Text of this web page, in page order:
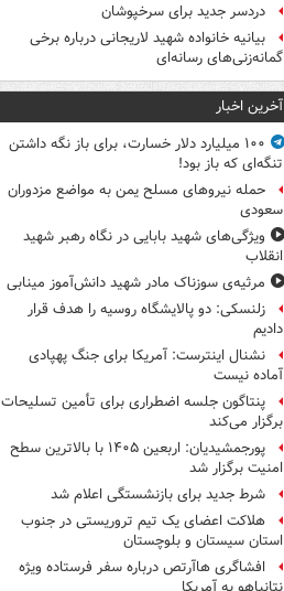
دردسر جدید برای سرخپوشان
بیانیه خانواده شهید لاریجانی درباره برخی
گمانه‌زنی‌های رسانه‌ای
آخرین اخبار
۱۰۰ میلیارد دلار خسارت، برای باز نگه داشتن
تنگه‌ای که باز بود!
حمله نیروهای مسلح یمن به مواضع مزدوران
سعودی
ویژگی‌های شهید بابایی در نگاه رهبر شهید
انقلاب
مرثیه‌ی سوزناک مادر شهید دانش‌آموز مینابی
زلنسکی: دو پالایشگاه روسیه را هدف قرار
دادیم
نشنال اینترست: آمریکا برای جنگ پهپادی
آماده نیست
پنتاگون جلسه اضطراری برای تأمین تسلیحات
برگزار می‌کند
پورجمشیدیان: اربعین ۱۴۰۵ با بالاترین سطح
امنیت برگزار شد
شرط جدید برای بازنشستگی اعلام شد
هلاکت اعضای یک تیم تروریستی در جنوب
استان سیستان و بلوچستان
افشاگری هاآرتص درباره سفر فرستاده ویژه